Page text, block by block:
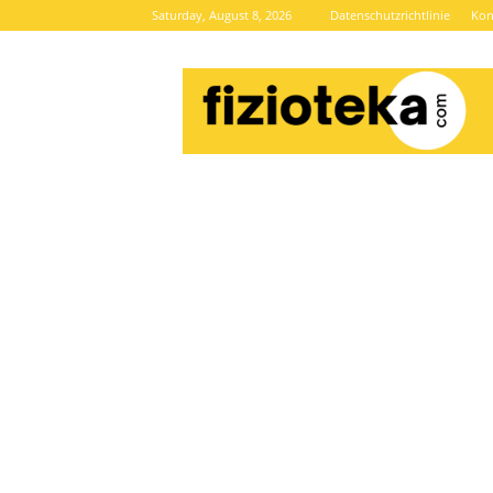
Saturday, August 8, 2026 Datenschutzrichtlinie
Brze
vijesti